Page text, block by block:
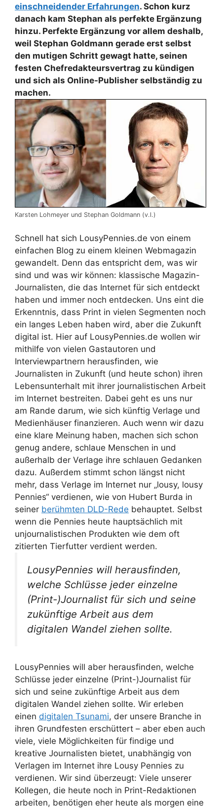
einschneidender Erfahrungen. Schon kurz
danach kam Stephan als perfekte Ergänzung
hinzu. Perfekte Ergänzung vor allem deshalb,
weil Stephan Goldmann gerade erst selbst
den mutigen Schritt gewagt hatte, seinen
festen Chefredakteursvertrag zu kündigen
und sich als Online-Publisher selbständig zu
machen.
Karsten Lohmeyer und Stephan Goldmann (v.l.)
Schnell hat sich LousyPennies.de von einem
einfachen Blog zu einem kleinen Webmagazin
gewandelt. Denn das entspricht dem, was wir
sind und was wir können: klassische Magazin-
Journalisten, die das Internet für sich entdeckt
haben und immer noch entdecken. Uns eint die
Erkenntnis, dass Print in vielen Segmenten noch
ein langes Leben haben wird, aber die Zukunft
digital ist. Hier auf LousyPennies.de wollen wir
mithilfe von vielen Gastautoren und
Interviewpartnern herausfinden, wie
Journalisten in Zukunft (und heute schon) ihren
Lebensunterhalt mit ihrer journalistischen Arbeit
im Internet bestreiten. Dabei geht es uns nur
am Rande darum, wie sich künftig Verlage und
Medienhäuser finanzieren. Auch wenn wir dazu
eine klare Meinung haben, machen sich schon
genug andere, schlaue Menschen in und
außerhalb der Verlage ihre schlauen Gedanken
dazu. Außerdem stimmt schon längst nicht
mehr, dass Verlage im Internet nur „lousy, lousy
Pennies“ verdienen, wie von Hubert Burda in
seiner berühmten DLD-Rede behauptet. Selbst
wenn die Pennies heute hauptsächlich mit
unjournalistischen Produkten wie dem oft
zitierten Tierfutter verdient werden.
LousyPennies will herausfinden,
welche Schlüsse jeder einzelne
(Print-)Journalist für sich und seine
zukünftige Arbeit aus dem
digitalen Wandel ziehen sollte.
LousyPennies will aber herausfinden, welche
Schlüsse jeder einzelne (Print-)Journalist für
sich und seine zukünftige Arbeit aus dem
digitalen Wandel ziehen sollte. Wir erleben
einen digitalen Tsunami, der unsere Branche in
ihren Grundfesten erschüttert – aber eben auch
viele, viele Möglichkeiten für findige und
kreative Journalisten bietet, unabhängig von
Verlagen im Internet ihre Lousy Pennies zu
verdienen. Wir sind überzeugt: Viele unserer
Kollegen, die heute noch in Print-Redaktionen
arbeiten, benötigen eher heute als morgen eine